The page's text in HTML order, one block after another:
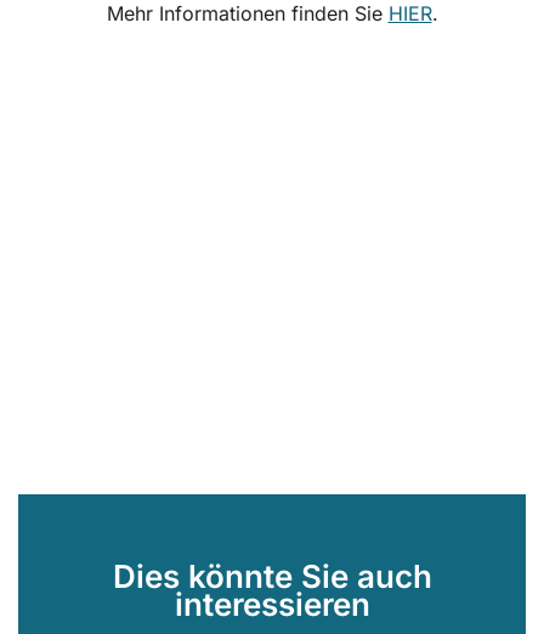
Mehr Informationen finden Sie HIER.
Dies könnte Sie auch
interessieren